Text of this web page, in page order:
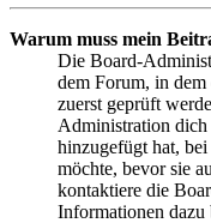
Warum muss mein
Die Board-
dem Forum, in
zuerst geprüft
Administration
hinzugefügt hat, bei
möchte, bevor sie
kontaktiere die
Informationen dazu